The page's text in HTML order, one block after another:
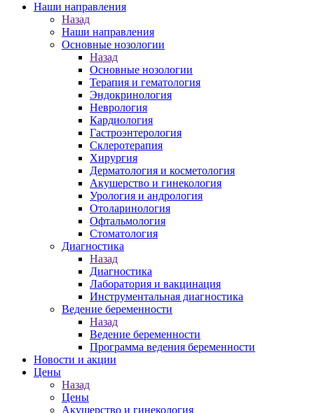
Наши направления
Назад
Наши направления
Основные нозологии
Назад
Основные нозологии
Терапия и гематология
Эндокринология
Неврология
Кардиология
Гастроэнтерология
Склеротерапия
Хирургия
Дерматология и косметология
Акушерство и гинекология
Урология и андрология
Отоларинология
Офтальмология
Стоматология
Диагностика
Назад
Диагностика
Лаборатория и вакцинация
Инструментальная диагностика
Ведение беременности
Назад
Ведение беременности
Программа ведения беременности
Новости и акции
Цены
Назад
Цены
Акушерство и гинекология